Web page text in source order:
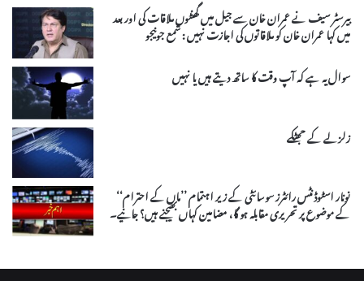
بیرسٹر سیف نے عمران خان سے جیل میں گھنٹوں ملاقات کی اور بعد
میں کہا عمران خان کو ملاقاتوں کی اجازت نہیں : شمع جونیجو
سوال یہ ہے کہ آپ وقت کا ساتھ دیتے ہیں یا نہیں
زلزلے کے جھٹکے
نونار اسٹوڈنٹس رائٹرز سوسائٹی کے زیر اہتمام ’’ماں کے احترام‘‘
کے موضوع پر تحریری مقابلہ ہو گا، مضامین کہاں بھیجنے ہیں؟ جانیے۔